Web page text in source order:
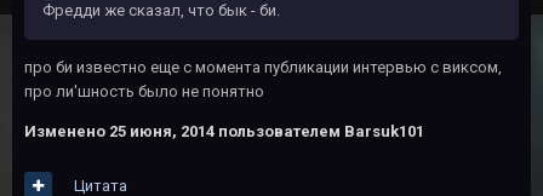
Фредди же сказал, что бык - би.
про би известно еще с момента публикации интервью с виксом,
про ли'шность было не понятно
Изменено 25 июня, 2014 пользователем Barsuk101
Цитата